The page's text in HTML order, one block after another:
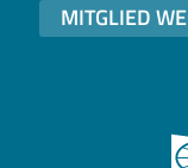
MITGLIED